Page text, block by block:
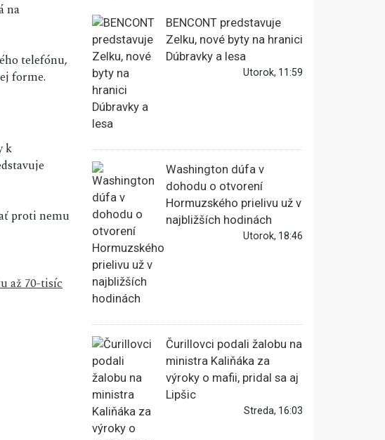
na
telefónu,
forme.
k
proti nemu
až 70-tisíc
BENCONT predstavuje
Zelku, nové byty na hranici
Dúbravky a lesa
Utorok, 11:59
Washington dúfa v
dohodu o otvorení
Hormuzského prielivu už v
najbližších hodinách
Utorok, 18:46
Čurillovci podali žalobu na
ministra Kaliňáka za
výroky o mafii, pridal sa aj
Lipšic
Streda, 16:03